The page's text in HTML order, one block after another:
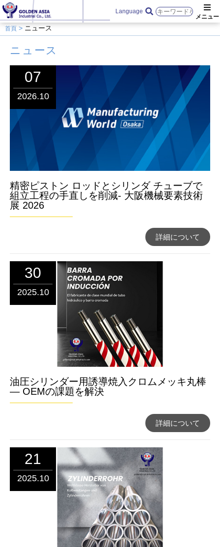
Language
首頁 ニュース
ニュース
07
2026.10
精密ピストン ロッドとシリンダ チューブで
組立工程の手直しを削減- 大阪機械要素技術
展 2026
詳細について
30
2025.10
油圧シリンダー用誘導焼入クロムメッキ丸棒
— OEMの課題を解決
詳細について
21
2025.10